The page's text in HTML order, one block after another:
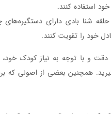
استفاده کنند.
شنا بادی دارای
خود را تقویت کنند.
و با توجه به نیاز کودک خود،
همچنین بعضی از اصولی که